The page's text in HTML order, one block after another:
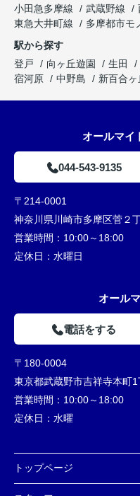
小田急多摩線
武蔵野線
東急大井町線
多摩都市モ
駅から探す
登戸
向ヶ丘遊園 生田
宿河原
中野島 新百合ヶ
オールマイ
044-543-9135
〒214-0001
神奈川県川崎市多摩区菅２
営業時間： 10:00～18:00
定休日： 水曜日
オール
電話をする
〒180-0004
東京都武蔵野市吉祥寺本町
営業時間： 10:00～18:00
定休日： 水曜
トップページ